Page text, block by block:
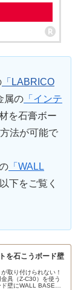
「LABRICO
属の 「インテ
を石膏ボー
法が可能で
「WALL
下をご覧く
を石こうボード壁
取り付けられない！
具（Z-C30）を使う
壁にWALL BASEな